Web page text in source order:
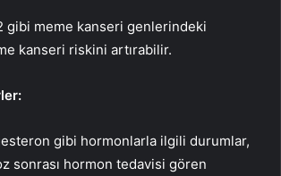
gibi meme kanseri genlerindeki
kanseri riskini artırabilir.
gibi hormonlarla ilgili durumlar,
sonrası hormon tedavisi gören